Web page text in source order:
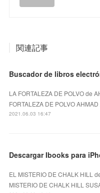
関連記事
Buscador de libros
LA FORTALEZA DE POLVO de
FORTALEZA DE POLVO
2021.06.03 16:47
EL MISTERIO DE CHALK HILL
MISTERIO DE CHALK HILL